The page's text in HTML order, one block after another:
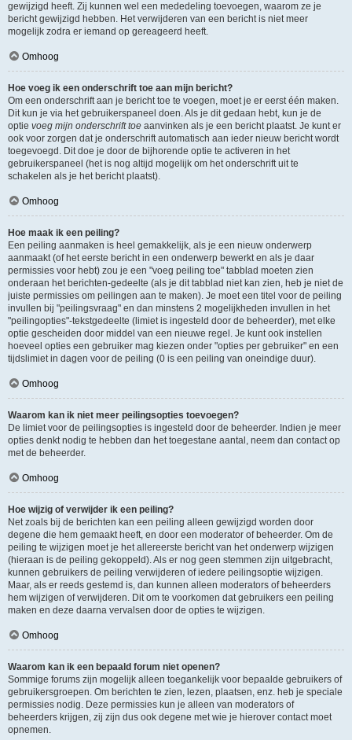
gewijzigd heeft. Zij kunnen wel een mededeling toevoegen, waarom ze je
bericht gewijzigd hebben. Het verwijderen van een bericht is niet meer
mogelijk zodra er iemand op gereageerd heeft.
Omhoog
Hoe voeg ik een onderschrift toe aan mijn bericht?
Om een onderschrift aan je bericht toe te voegen, moet je er eerst één maken.
Dit kun je via het gebruikerspaneel doen. Als je dit gedaan hebt, kun je de
optie voeg mijn onderschrift toe aanvinken als je een bericht plaatst. Je kunt er
ook voor zorgen dat je onderschrift automatisch aan ieder nieuw bericht wordt
toegevoegd. Dit doe je door de bijhorende optie te activeren in het
gebruikerspaneel (het is nog altijd mogelijk om het onderschrift uit te
schakelen als je het bericht plaatst).
Omhoog
Hoe maak ik een peiling?
Een peiling aanmaken is heel gemakkelijk, als je een nieuw onderwerp
aanmaakt (of het eerste bericht in een onderwerp bewerkt en als je daar
permissies voor hebt) zou je een "voeg peiling toe" tabblad moeten zien
onderaan het berichten-gedeelte (als je dit tabblad niet kan zien, heb je niet de
juiste permissies om peilingen aan te maken). Je moet een titel voor de peiling
invullen bij "peilingsvraag" en dan minstens 2 mogelijkheden invullen in het
"peilingopties"-tekstgedeelte (limiet is ingesteld door de beheerder), met elke
optie gescheiden door middel van een nieuwe regel. Je kunt ook instellen
hoeveel opties een gebruiker mag kiezen onder "opties per gebruiker" en een
tijdslimiet in dagen voor de peiling (0 is een peiling van oneindige duur).
Omhoog
Waarom kan ik niet meer peilingsopties toevoegen?
De limiet voor de peilingsopties is ingesteld door de beheerder. Indien je meer
opties denkt nodig te hebben dan het toegestane aantal, neem dan contact op
met de beheerder.
Omhoog
Hoe wijzig of verwijder ik een peiling?
Net zoals bij de berichten kan een peiling alleen gewijzigd worden door
degene die hem gemaakt heeft, en door een moderator of beheerder. Om de
peiling te wijzigen moet je het allereerste bericht van het onderwerp wijzigen
(hieraan is de peiling gekoppeld). Als er nog geen stemmen zijn uitgebracht,
kunnen gebruikers de peiling verwijderen of iedere peilingsoptie wijzigen.
Maar, als er reeds gestemd is, dan kunnen alleen moderators of beheerders
hem wijzigen of verwijderen. Dit om te voorkomen dat gebruikers een peiling
maken en deze daarna vervalsen door de opties te wijzigen.
Omhoog
Waarom kan ik een bepaald forum niet openen?
Sommige forums zijn mogelijk alleen toegankelijk voor bepaalde gebruikers of
gebruikersgroepen. Om berichten te zien, lezen, plaatsen, enz. heb je speciale
permissies nodig. Deze permissies kun je alleen van moderators of
beheerders krijgen, zij zijn dus ook degene met wie je hierover contact moet
opnemen.